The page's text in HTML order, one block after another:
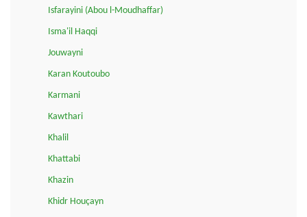
Isfarayini (Abou l-Moudhaffar)
Isma'il Haqqi
Jouwayni
Karan Koutoubo
Karmani
Kawthari
Khalil
Khattabi
Khazin
Khidr Houçayn